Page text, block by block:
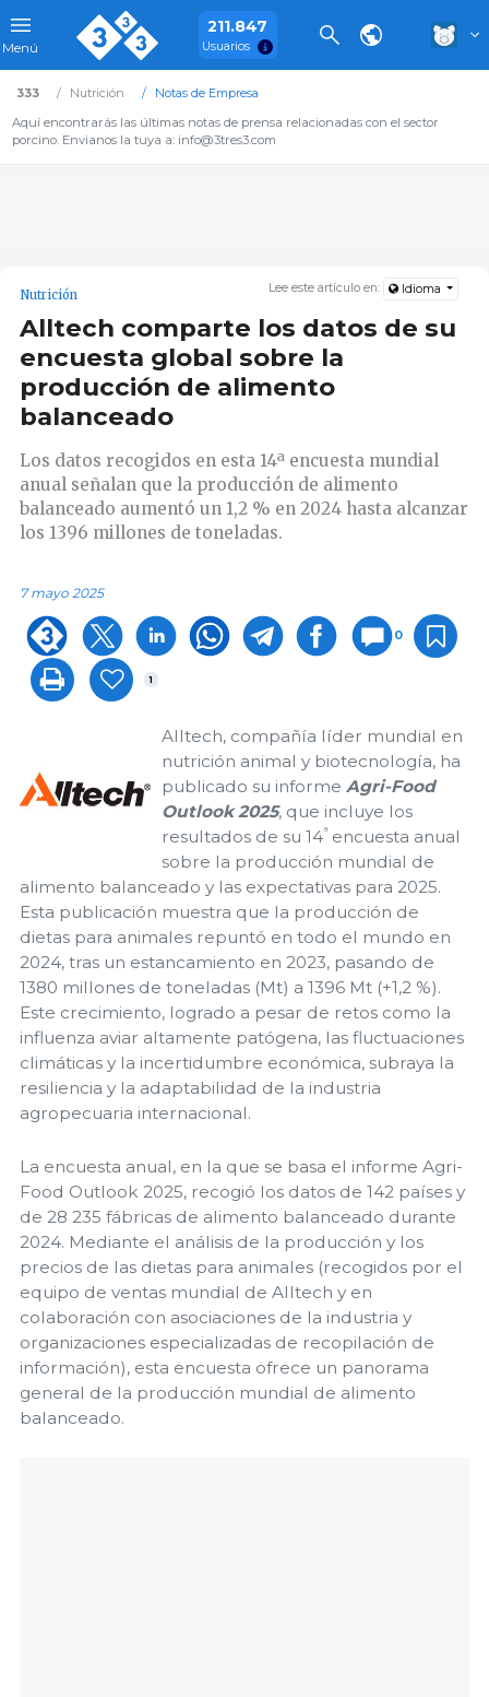
Menú
211.847
Usuarios
333 Nutrición
Notas de Empresa
Aquí encontrarás las últimas notas de prensa relacionadas con el sector
porcino. Envianos la tuya a: info@3tres3.com
Lee este artículo en: Idioma
Nutrición
Alltech comparte los datos de su
encuesta global sobre la
producción de alimento
balanceado
Los datos recogidos en esta 14ª encuesta mundial
anual señalan que la producción de alimento
balanceado aumentó un 1,2 % en 2024 hasta alcanzar
los 1396 millones de toneladas.
7 mayo 2025
0
1
Alltech, compañía líder mundial en
nutrición animal y biotecnología, ha
publicado su informe Agri-Food
Outlook 2025, que incluye los
resultados de su 14ª encuesta anual
sobre la producción mundial de
alimento balanceado y las expectativas para 2025.
Esta publicación muestra que la producción de
dietas para animales repuntó en todo el mundo en
2024, tras un estancamiento en 2023, pasando de
1380 millones de toneladas (Mt) a 1396 Mt (+1,2 %).
Este crecimiento, logrado a pesar de retos como la
influenza aviar altamente patógena, las fluctuaciones
climáticas y la incertidumbre económica, subraya la
resiliencia y la adaptabilidad de la industria
agropecuaria internacional.
La encuesta anual, en la que se basa el informe Agri-
Food Outlook 2025, recogió los datos de 142 países y
de 28 235 fábricas de alimento balanceado durante
2024. Mediante el análisis de la producción y los
precios de las dietas para animales (recogidos por el
equipo de ventas mundial de Alltech y en
colaboración con asociaciones de la industria y
organizaciones especializadas de recopilación de
información), esta encuesta ofrece un panorama
general de la producción mundial de alimento
balanceado.